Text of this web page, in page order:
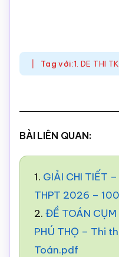
Tag với:1. DE THI
BÀI LIÊN QUAN:
1. GIẢI CHI TIẾT
THPT 2026 –
2. ĐỀ TOÁN CỤM
PHÚ THỌ – Thi
Toán.pdf